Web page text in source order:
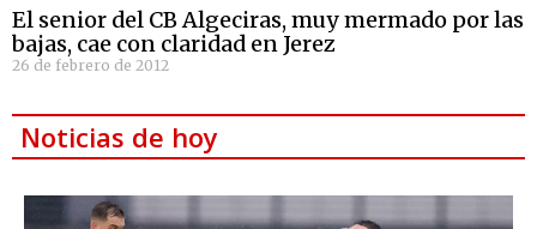
El senior del CB Algeciras, muy mermado por las
bajas, cae con claridad en Jerez
26 de febrero de 2012
Noticias de hoy